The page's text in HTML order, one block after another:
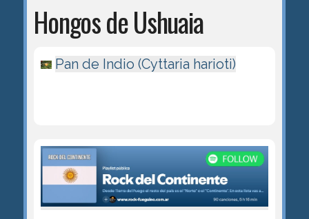
Hongos de Ushuaia
Pan de Indio (Cyttaria harioti)